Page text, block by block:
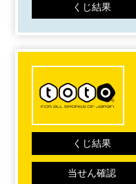
くじ結果
くじ結果
当せん確認